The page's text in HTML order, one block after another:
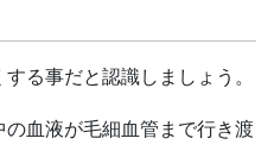
る事だと認識しましょう。
血液が毛細血管まで行き渡